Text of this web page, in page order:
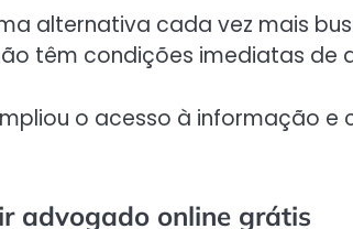
alternativa cada vez mais
têm condições imediatas de
o acesso à informação e
advogado online grátis